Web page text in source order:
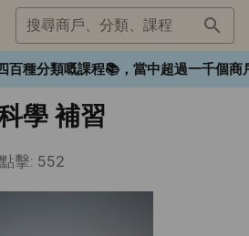
搜尋商戶、分類、課程
類嘅課程📚，當中超過一千個商
學 補習
點擊: 552